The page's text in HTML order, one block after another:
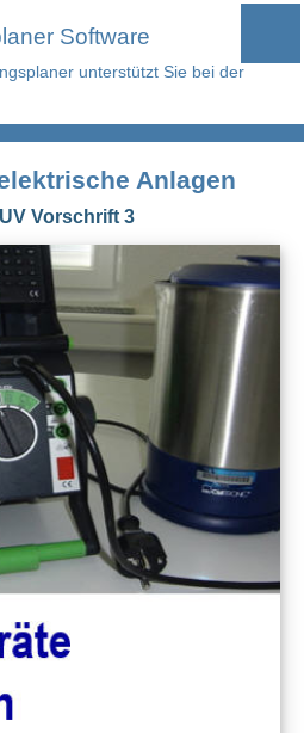
Software
unterstützt Sie bei der
Anlagen
Vorschrift 3